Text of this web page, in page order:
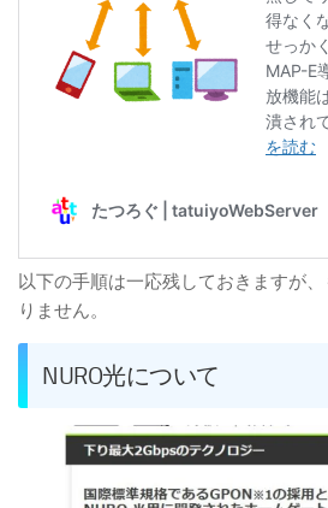
以下の手順は一応残しておきますが
りません。
NURO光について